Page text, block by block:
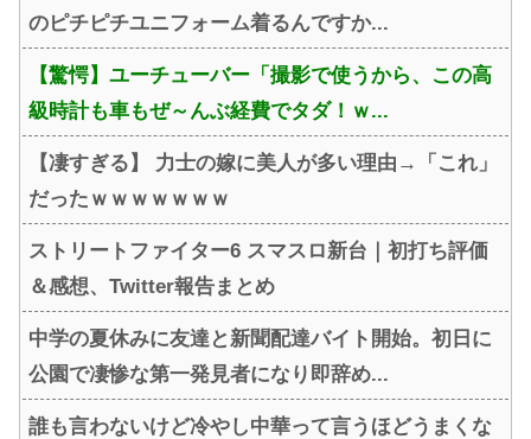
のピチピチユニフォーム着るんですか...
【驚愕】ユーチューバー「撮影で使うから、この高
級時計も車もぜ～んぶ経費でタダ！ｗ...
【凄すぎる】 力士の嫁に美人が多い理由→「これ」
だったｗｗｗｗｗｗｗ
ストリートファイター6 スマスロ新台｜初打ち評価
＆感想、Twitter報告まとめ
中学の夏休みに友達と新聞配達バイト開始。初日に
公園で凄惨な第一発見者になり即辞め...
誰も言わないけど冷やし中華って言うほどうまくな